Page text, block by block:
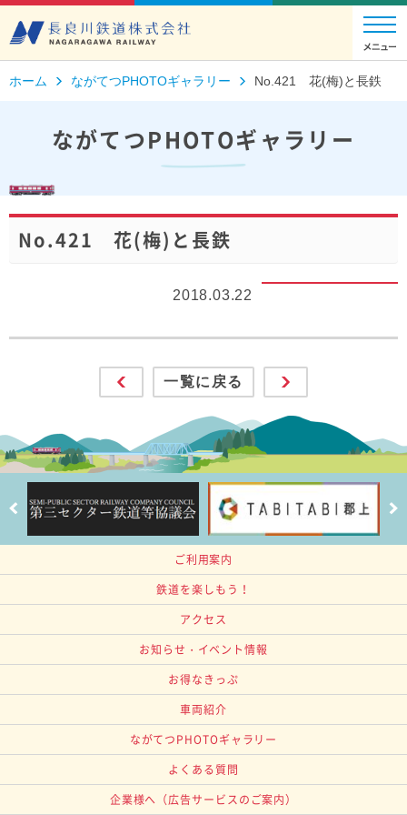
ホーム ながてつPHOTOギャラリー No.421 花(梅)と長鉄
ながてつPHOTOギャラリー
No.421 花(梅)と長鉄
2018.03.22
一覧に戻る
ご利用案内
鉄道を楽しもう！
アクセス
お知らせ・イベント情報
お得なきっぷ
車両紹介
ながてつPHOTOギャラリー
よくある質問
企業様へ （広告サービスのご案内）